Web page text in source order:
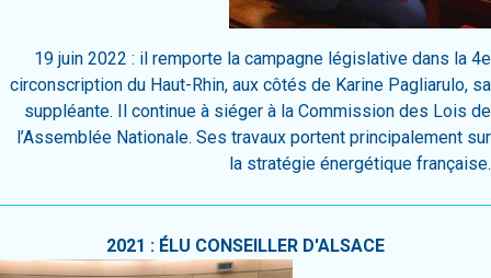
19 juin 2022 : il remporte la campagne législative dans la 4e
circonscription du Haut-Rhin, aux côtés de Karine Pagliarulo, sa
suppléante. Il continue à siéger à la Commission des Lois de
l’Assemblée Nationale. Ses travaux portent principalement sur
la stratégie énergétique française.
2021 : ÉLU CONSEILLER D'ALSACE